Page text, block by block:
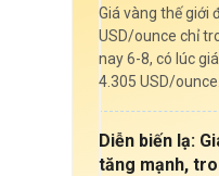
Giá vàng thế giới
USD/ounce chỉ
nay 6-8, có lúc
4.305 USD/ounce.
Diễn biến lạ:
tăng mạnh,